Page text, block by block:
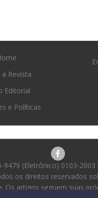
a Revista
Editorial
e Políticas
9479 (Eletrônico) 0103-2003
os direitos reservados
Os artigos seguem suas